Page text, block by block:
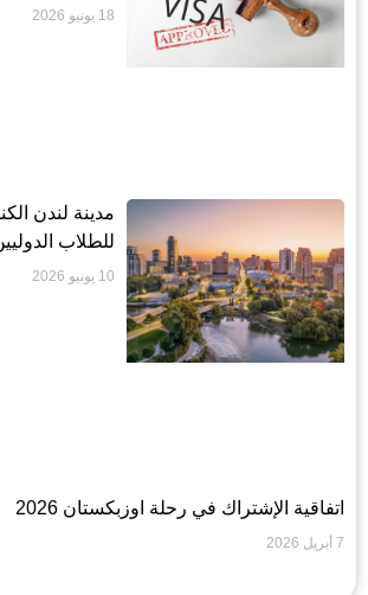
18 يونيو 2026
مدينة لندن
للطلاب
10 يونيو 2026
اتفاقية الإشتراك في رحلة اوزبكستان 2026
7 أبريل 2026